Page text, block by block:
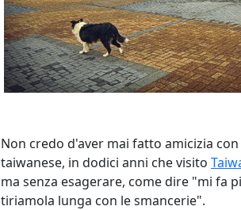
Non credo d'aver mai fatto amicizia
taiwanese, in dodici anni che visito
ma senza esagerare, come dire "mi fa
tiriamola lunga con le smancerie".